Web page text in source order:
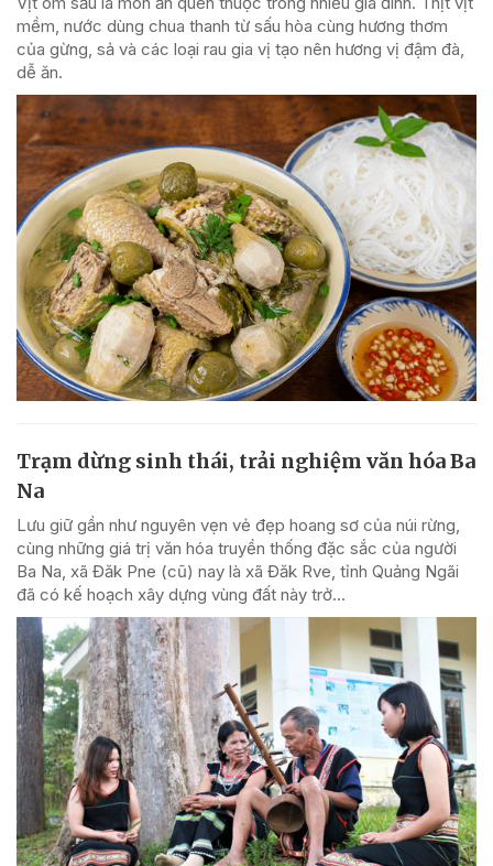
mềm, nước dùng chua thanh từ sấu hòa cùng hương thơm
của gừng, sả và các loại rau gia vị tạo nên hương vị đậm đà,
dễ ăn.
Trạm dừng sinh thái, trải nghiệm văn hóa Ba
Na
Lưu giữ gần như nguyên vẹn vẻ đẹp hoang sơ của núi rừng,
cùng những giá trị văn hóa truyền thống đặc sắc của người
Ba Na, xã Đăk Pne (cũ) nay là xã Đăk Rve, tỉnh Quảng Ngãi
đã có kế hoạch xây dựng vùng đất này trở...